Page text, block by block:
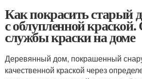
Как покрасить старый
с облупленной
службы краски на доме
Деревянный дом, покрашенный
качественной краской через